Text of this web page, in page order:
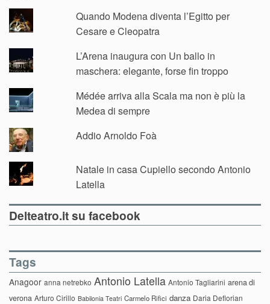
Quando Modena diventa l’Egitto per
Cesare e Cleopatra
L’Arena inaugura con Un ballo in
maschera: elegante, forse fin troppo
Médée arriva alla Scala ma non è più la
Medea di sempre
Addio Arnoldo Foà
Natale in casa Cupiello secondo Antonio
Latella
Delteatro.it su facebook
Tags
Anagoor anna netrebko Antonio Latella Antonio Tagliarini arena di
verona Arturo Cirillo Babilonia Teatri Carmelo Rifici danza Daria Deflorian